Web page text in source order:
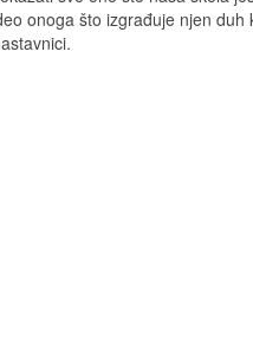
onoga što izgrađuje njen duh